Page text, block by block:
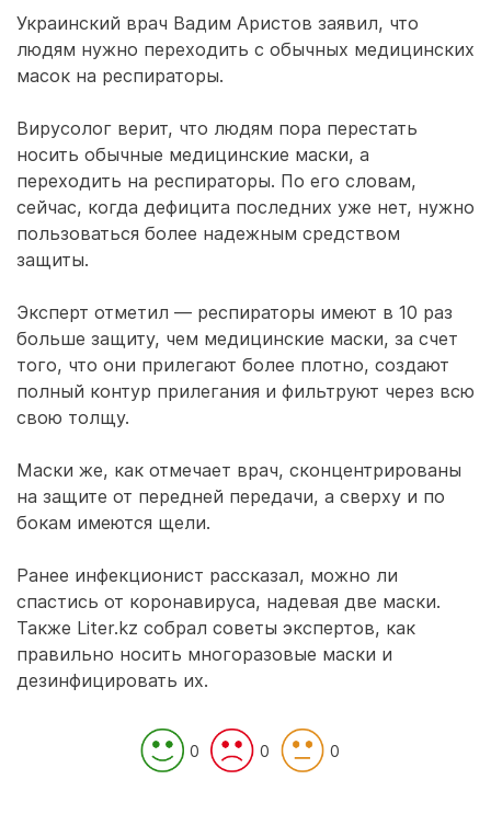
Украинский врач Вадим Аристов заявил, что
людям нужно переходить с обычных медицинских
масок на респираторы.
Вирусолог верит, что людям пора перестать
носить обычные медицинские маски, а
переходить на респираторы. По его словам,
сейчас, когда дефицита последних уже нет, нужно
пользоваться более надежным средством
защиты.
Эксперт отметил — респираторы имеют в 10 раз
больше защиту, чем медицинские маски, за счет
того, что они прилегают более плотно, создают
полный контур прилегания и фильтруют через всю
свою толщу.
Маски же, как отмечает врач, сконцентрированы
на защите от передней передачи, а сверху и по
бокам имеются щели.
Ранее инфекционист рассказал, можно ли
спастись от коронавируса, надевая две маски.
Также Liter.kz собрал советы экспертов, как
правильно носить многоразовые маски и
дезинфицировать их.
0 0 0